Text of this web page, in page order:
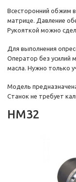
Всесторонний обжим
матрице. Давление
Рукояткой можно
Для выполнения
Оператор без усилий
масла. Нужно только
Модель
Станок не требует
HM32